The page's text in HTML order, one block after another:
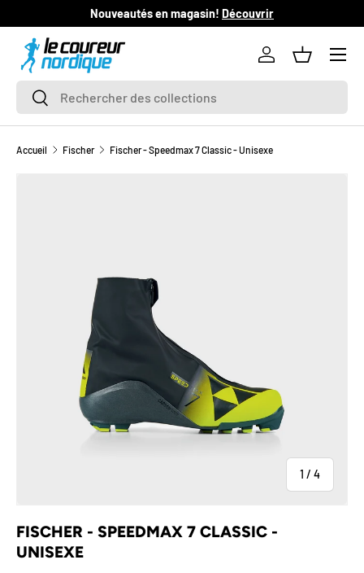
ALLER AU CONTENU
Nouveautés en magasin! Découvrir
Recherche
Rechercher
Se connecter
Panier
Accueil Fischer Fischer - Speedmax 7 Classic - Unisexe
1 / de
4
FISCHER - SPEEDMAX 7 CLASSIC -
UNISEXE